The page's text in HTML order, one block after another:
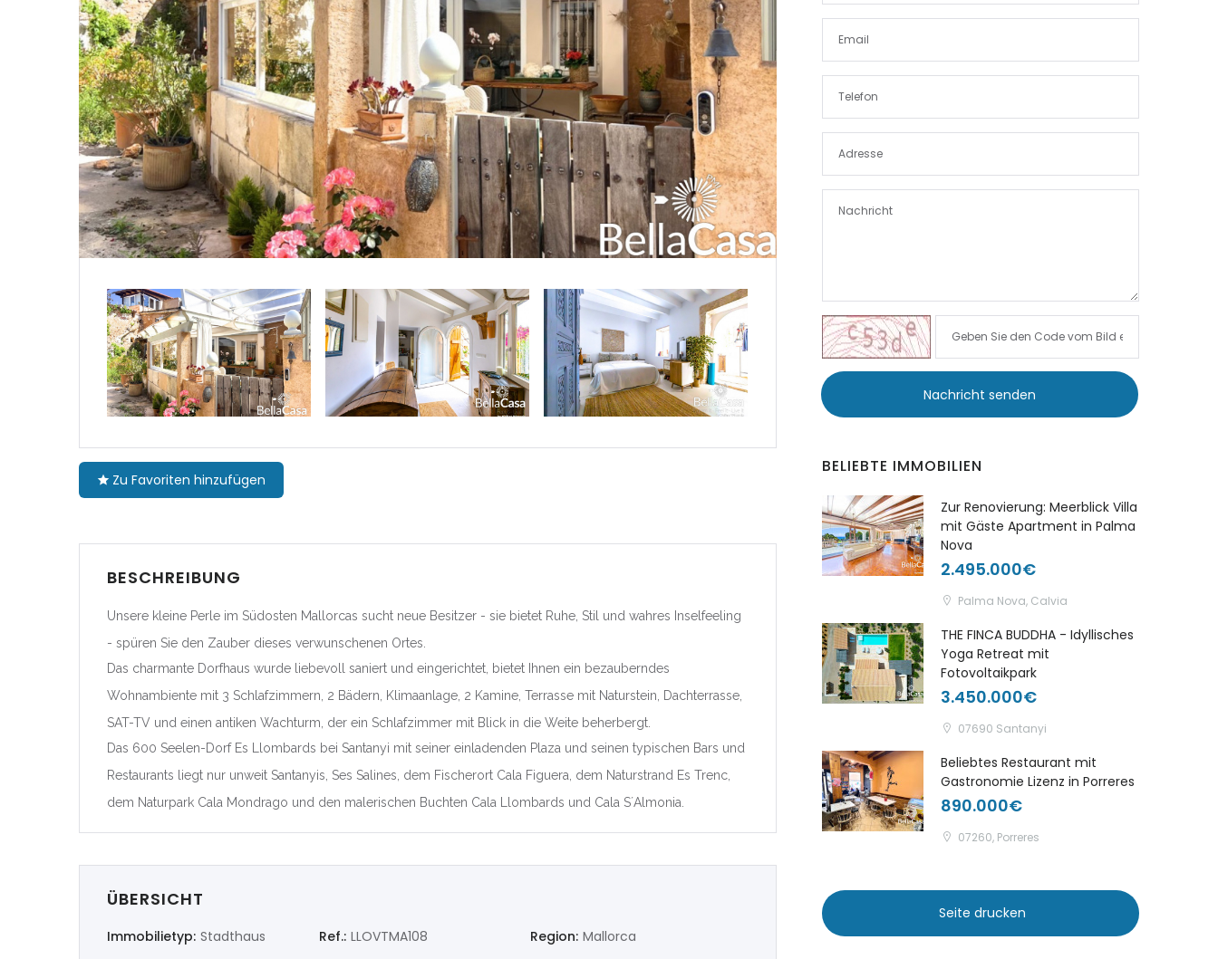
|-Salamanca
|-Segovia
|-Soria
|-Zamora
Castilla-La Mancha
|-Albacete
|-Cuenca
|-Guadalajara
|-Toledo
Comunidad Foral de
Navarra
|-Navarra
Comunitat Valenciana
|-Alicante/Alacant
|-Castellón/Castelló
Zu Favoriten hinzufügen
BESCHREIBUNG
Unsere kleine Perle im Südosten Mallorcas sucht neue Besitzer - sie bietet Ruhe, Stil und wahres Inselfeeling
- spüren Sie den Zauber dieses verwunschenen Ortes.
Das charmante Dorfhaus wurde liebevoll saniert und eingerichtet, bietet Ihnen ein bezauberndes
Wohnambiente mit 3 Schlafzimmern, 2 Bädern, Klimaanlage, 2 Kamine, Terrasse mit Naturstein, Dachterrasse,
SAT-TV und einen antiken Wachturm, der ein Schlafzimmer mit Blick in die Weite beherbergt.
Das 600 Seelen-Dorf Es Llombards bei Santanyi mit seiner einladenden Plaza und seinen typischen Bars und
Restaurants liegt nur unweit Santanyis, Ses Salines, dem Fischerort Cala Figuera, dem Naturstrand Es Trenc,
dem Naturpark Cala Mondrago und den malerischen Buchten Cala Llombards und Cala S´Almonia.
ÜBERSICHT
Immobilietyp: Stadthaus Ref.: LLOVTMA108 Region: Mallorca
Nachricht senden
BELIEBTE IMMOBILIEN
Zur Renovierung: Meerblick Villa
mit Gäste Apartment in Palma
Nova
2.495.000€
Palma Nova, Calvia
THE FINCA BUDDHA - Idyllisches
Yoga Retreat mit
Fotovoltaikpark
3.450.000€
07690 Santanyi
Beliebtes Restaurant mit
Gastronomie Lizenz in Porreres
890.000€
07260, Porreres
Seite drucken